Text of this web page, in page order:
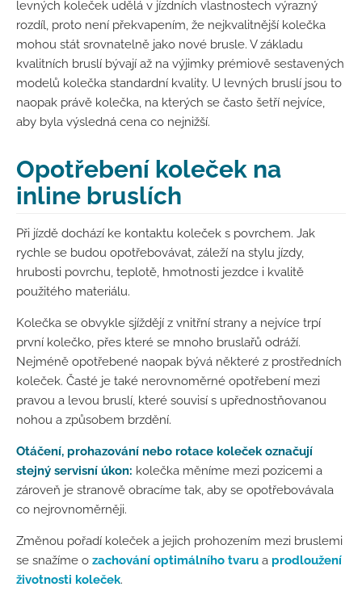
levných koleček udělá v jízdních vlastnostech výrazný
rozdíl, proto není překvapením, že nejkvalitnější kolečka
mohou stát srovnatelně jako nové brusle. V základu
kvalitních bruslí bývají až na výjimky prémiově sestavených
modelů kolečka standardní kvality. U levných bruslí jsou to
naopak právě kolečka, na kterých se často šetří nejvíce,
aby byla výsledná cena co nejnižší.
Opotřebení koleček na
inline bruslích
Při jízdě dochází ke kontaktu koleček s povrchem. Jak
rychle se budou opotřebovávat, záleží na stylu jízdy,
hrubosti povrchu, teplotě, hmotnosti jezdce i kvalitě
použitého materiálu.
Kolečka se obvykle sjíždějí z vnitřní strany a nejvíce trpí
první kolečko, přes které se mnoho bruslařů odráží.
Nejméně opotřebené naopak bývá některé z prostředních
koleček. Časté je také nerovnoměrné opotřebení mezi
pravou a levou bruslí, které souvisí s upřednostňovanou
nohou a způsobem brzdění.
Otáčení, prohazování nebo rotace koleček označují
stejný servisní úkon: kolečka měníme mezi pozicemi a
zároveň je stranově obracíme tak, aby se opotřebovávala
co nejrovnoměrněji.
Změnou pořadí koleček a jejich prohozením mezi bruslemi
se snažíme o zachování optimálního tvaru a prodloužení
životnosti koleček.